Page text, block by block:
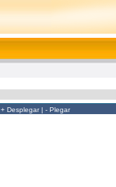
+ Desplegar| - Plegar